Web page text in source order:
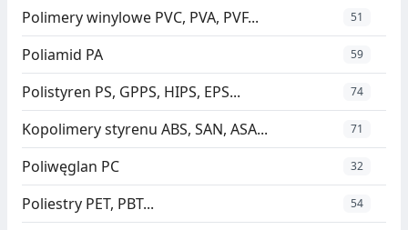
Polimery winylowe PVC, PVA, PVF... 51
Poliamid PA 59
Polistyren PS, GPPS, HIPS, EPS... 74
Kopolimery styrenu ABS, SAN, ASA... 71
Poliwęglan PC 32
Poliestry PET, PBT... 54